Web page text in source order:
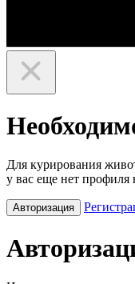
Для курирования
у вас еще нет профиля
Авторизация